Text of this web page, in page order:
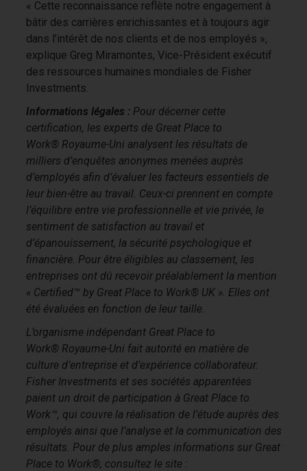
« Cette reconnaissance reflète notre engagement à
bâtir des carrières enrichissantes et à toujours agir
dans l’intérêt de nos clients et de nos employés »,
explique Greg Miramontes, Vice-Président exécutif
des ressources humaines mondiales de Fisher
Investments.
Informations légales : Pour décerner cette
certification, les experts de Great Place to
Work® Royaume-Uni analysent les résultats de
milliers d’enquêtes anonymes menées auprès
d’employés afin d’évaluer les facteurs essentiels de
leur bien-être au travail. Ceux-ci prennent en compte
l’équilibre entre vie professionnelle et vie privée, le
sentiment de satisfaction au travail et
d’épanouissement, la sécurité psychologique et
financière. Pour être éligibles au classement, les
entreprises ont dû recevoir préalablement la mention
« Certified™ by Great Place to Work® UK ». Elles ont
été évaluées en fonction de leur taille.
L’organisme indépendant Great Place to
Work® Royaume-Uni fait autorité en matière de
culture d’entreprise et d’expérience collaborateur.
Fisher Investments et ses sociétés apparentées
paient un droit de participation à Great Place to
Work™, qui couvre la réalisation de l’étude auprès des
employés ainsi que l’analyse et la communication des
résultats. Pour de plus amples informations sur Great
Place to Work®, consultez le site :